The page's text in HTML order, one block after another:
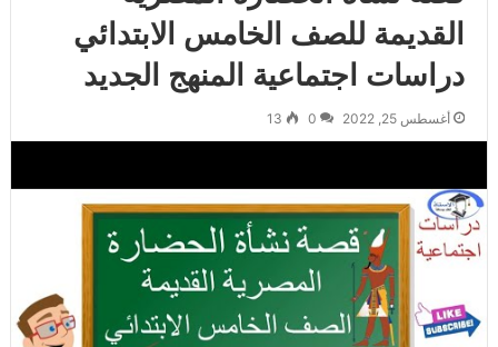
القديمة للصف الخامس الابتدائي
دراسات اجتماعية المنهج الجديد
أغسطس 25, 2022 0
13